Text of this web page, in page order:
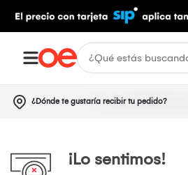
¿Dónde te gustaría recibir tu pedido?
¡Lo sentimos!